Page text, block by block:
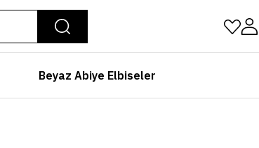
Beyaz Abiye Elbiseler